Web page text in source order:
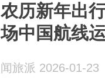
农历新年出
场中国航线
闻旅派 2026-01-23